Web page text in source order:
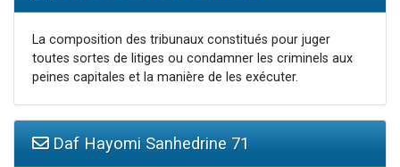
La composition des tribunaux constitués pour juger
toutes sortes de litiges ou condamner les criminels aux
peines capitales et la manière de les exécuter.
Daf Hayomi Sanhedrine 71